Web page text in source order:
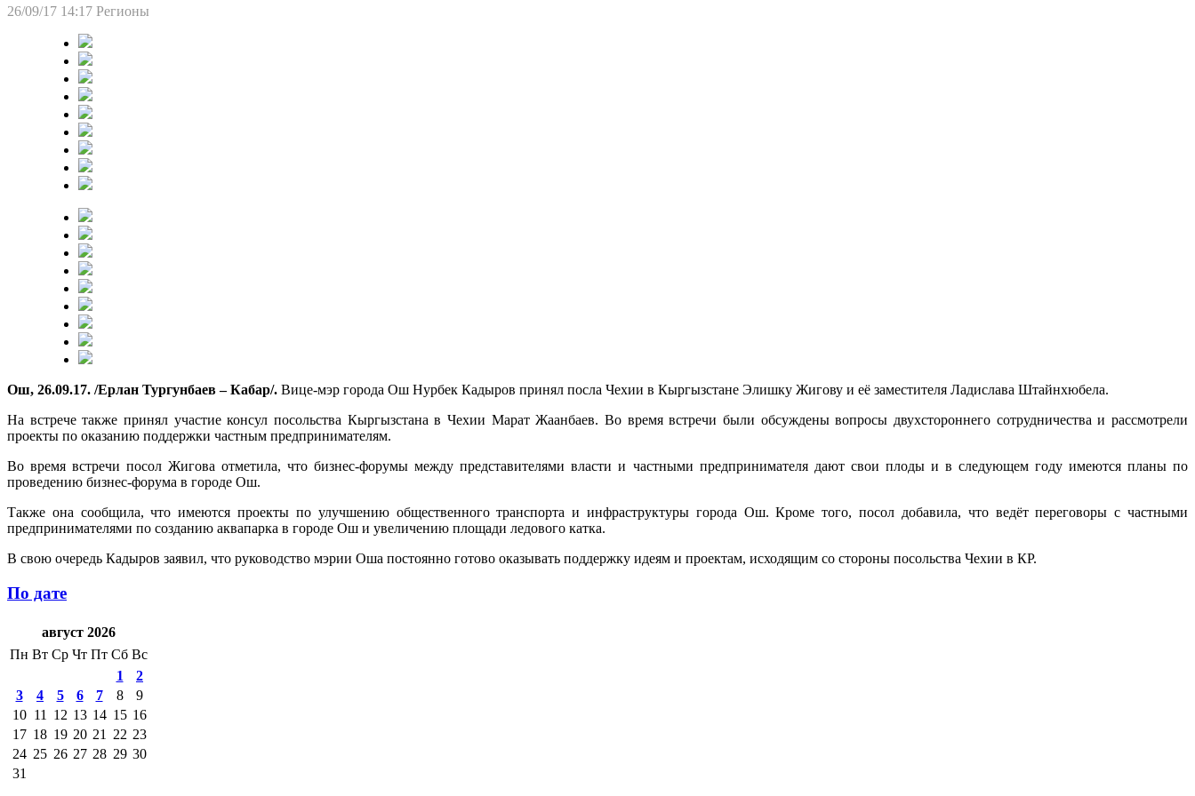
26/09/17 14:17 Регионы
Ош, 26.09.17. /Ерлан Тургунбаев – Кабар/. Вице-мэр города Ош Нурбек Кадыров принял посла Чехии в Кыргызстане Элишку Жигову и её заместителя Ладислава Штайнхюбела.
На встрече также принял участие консул посольства Кыргызстана в Чехии Марат Жаанбаев. Во время встречи были обсуждены вопросы двухстороннего сотрудничества и рассмотрели
проекты по оказанию поддержки частным предпринимателям.
Во время встречи посол Жигова отметила, что бизнес-форумы между представителями власти и частными предпринимателя дают свои плоды и в следующем году имеются планы по
проведению бизнес-форума в городе Ош.
Также она сообщила, что имеются проекты по улучшению общественного транспорта и инфраструктуры города Ош. Кроме того, посол добавила, что ведёт переговоры с частными
предпринимателями по созданию аквапарка в городе Ош и увеличению площади ледового катка.
В свою очередь Кадыров заявил, что руководство мэрии Оша постоянно готово оказывать поддержку идеям и проектам, исходящим со стороны посольства Чехии в КР.
По дате
август 2026
Пн Вт Ср Чт Пт Сб Вс
1
2
3
4 5 6 7 8
9
10 11 12 13 14 15 16
17 18 19 20 21 22 23
24 25 26 27 28 29 30
31